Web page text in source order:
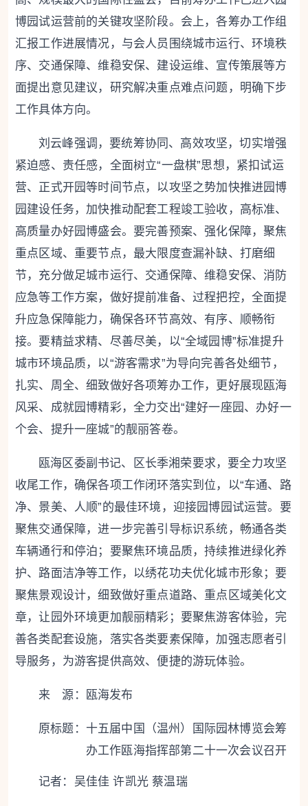
博园试运营前的关键攻坚阶段。会上，各筹办工作组
汇报工作进展情况，与会人员围绕城市运行、环境秩
序、交通保障、维稳安保、建设运维、宣传策展等方
面提出意见建议，研究解决重点难点问题，明确下步
工作具体方向。
刘云峰强调，要统筹协同、高效攻坚，切实增强
紧迫感、责任感，全面树立“一盘棋”思想，紧扣试运
营、正式开园等时间节点，以攻坚之势加快推进园博
园建设任务，加快推动配套工程竣工验收，高标准、
高质量办好园博盛会。要完善预案、强化保障，聚焦
重点区域、重要节点，最大限度查漏补缺、打磨细
节，充分做足城市运行、交通保障、维稳安保、消防
应急等工作方案，做好提前准备、过程把控，全面提
升应急保障能力，确保各环节高效、有序、顺畅衔
接。要精益求精、尽善尽美，以“全域园博”标准提升
城市环境品质，以“游客需求”为导向完善各处细节，
扎实、周全、细致做好各项筹办工作，更好展现瓯海
风采、成就园博精彩，全力交出“建好一座园、办好一
个会、提升一座城”的靓丽答卷。
瓯海 区委副书记、区长季湘荣要求，要全力攻坚
收尾工作，确保各项工作闭环落实到位，以“车通、路
净、景美、人顺”的最佳环境，迎接园博园试运营。要
聚焦交通保障，进一步完善引导标识系统，畅通各类
车辆通行和停泊；要聚焦环境品质，持续推进绿化养
护、路面洁净等工作，以绣花功夫优化城市形象；要
聚焦景观设计，细致做好重点道路、重点区域美化文
章，让园外环境更加靓丽精彩；要聚焦游客体验，完
善各类配套设施，落实各类要素保障，加强志愿者引
导服务，为游客提供高效、便捷的游玩体验。
来 源：瓯海发布
原标题： 十五届中国（温州）国际园林博览会筹
办工作瓯海指挥部第二十一次会议召开
记者：吴佳佳 许凯光 蔡温瑞